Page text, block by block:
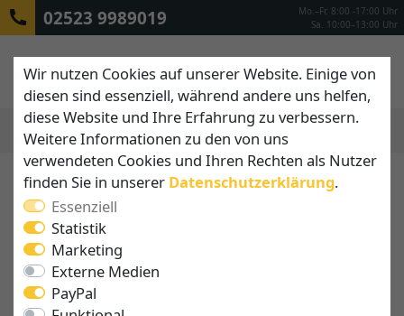
02523 9989019
Mo.–Fr. 8:00 -17:00 Uhr
Sa. 10:00–13:00 Uhr
Sonnenschirme für
Kindergarten und Schule
Ein wirksamer Schutz vor der Sonne ist für Kinder
wichtig. In den ersten Lebensjahren ist die Haut
besonders empfindlich gegenüber der
Wir nutzen Cookies auf unserer Website. Einige von
diesen sind essenziell, während andere uns helfen,
diese Website und Ihre Erfahrung zu verbessern.
Weitere Informationen zu den von uns
verwendeten Cookies und Ihren Rechten als Nutzer
finden Sie in unserer Daten­schutz­erklärung.
Essenziell
Statistik
Marketing
Externe Medien
PayPal